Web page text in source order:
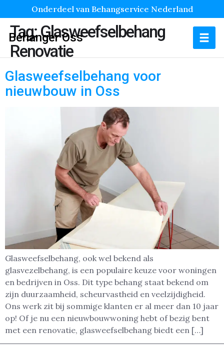
Onderdeel van Behangservice Nederland
Behanger Oss
Tag:Glasweefselbehang
Renovatie
Glasweefselbehang voor
nieuwbouw in Oss
Glasweefselbehang, ook wel bekend als
glasvezelbehang, is een populaire keuze voor woningen
en bedrijven in Oss. Dit type behang staat bekend om
zijn duurzaamheid, scheurvastheid en veelzijdigheid.
Ons werk zit bij sommige klanten er al meer dan 10 jaar
op! Of je nu een nieuwbouwwoning hebt of bezig bent
met een renovatie, glasweefselbehang biedt een […]